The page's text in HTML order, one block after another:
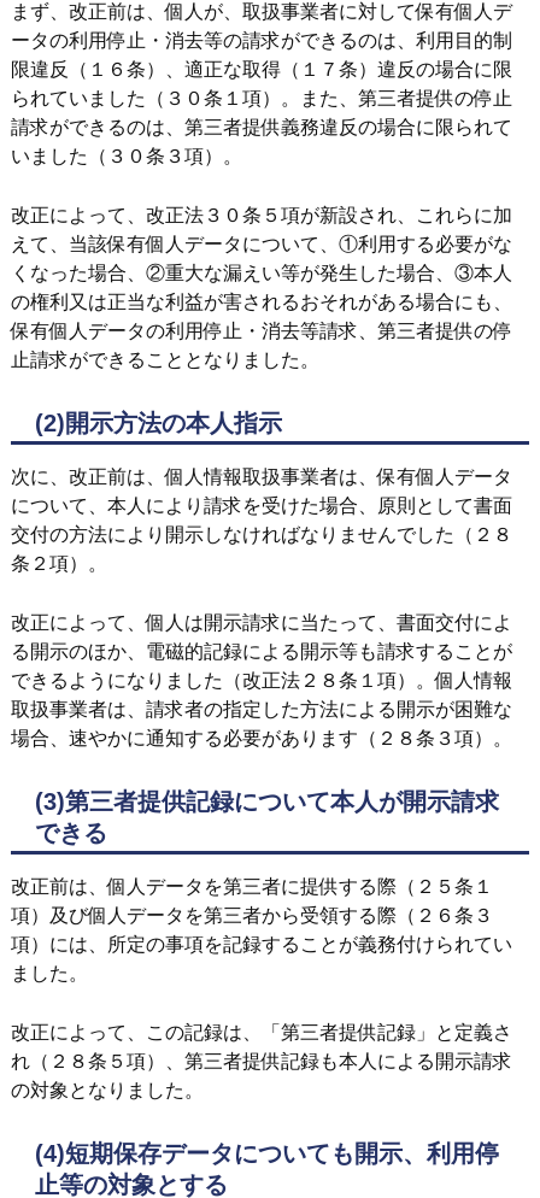
まず、改正前は、個人が、取扱事業者に対して保有個人デ
ータの利用停止・消去等の請求ができるのは、利用目的制
限違反（１６条）、適正な取得（１７条）違反の場合に限
られていました（３０条１項）。また、第三者提供の停止
請求ができるのは、第三者提供義務違反の場合に限られて
いました（３０条３項）。
改正によって、改正法３０条５項が新設され、これらに加
えて、当該保有個人データについて、①利用する必要がな
くなった場合、②重大な漏えい等が発生した場合、③本人
の権利又は正当な利益が害されるおそれがある場合にも、
保有個人データの利用停止・消去等請求、第三者提供の停
止請求ができることとなりました。
(2)開示方法の本人指示
次に、改正前は、個人情報取扱事業者は、保有個人データ
について、本人により請求を受けた場合、原則として書面
交付の方法により開示しなければなりませんでした（２８
条２項）。
改正によって、個人は開示請求に当たって、書面交付によ
る開示のほか、電磁的記録による開示等も請求することが
できるようになりました（改正法２８条１項）。個人情報
取扱事業者は、請求者の指定した方法による開示が困難な
場合、速やかに通知する必要があります（２８条３項）。
(3)第三者提供記録について本人が開示請求
できる
改正前は、個人データを第三者に提供する際（２５条１
項）及び個人データを第三者から受領する際（２６条３
項）には、所定の事項を記録することが義務付けられてい
ました。
改正によって、この記録は、「第三者提供記録」と定義さ
れ（２８条５項）、第三者提供記録も本人による開示請求
の対象となりました。
(4)短期保存データについても開示、利用停
止等の対象とする